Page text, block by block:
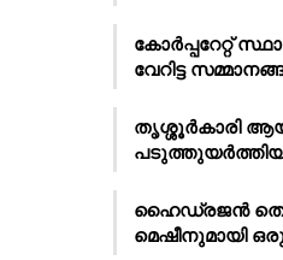
കോർപ്പറേറ്റ്
വേറിട്ട
തൃശ്ശൂർകാരി
പടുത്തുയർത്തിയ
ഹൈഡ്രജൻ
മെഷീനുമായി